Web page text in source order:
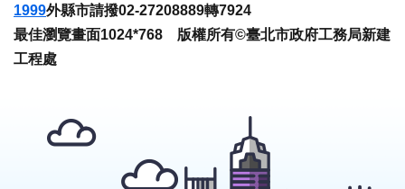
1999外縣市請撥02-27208889轉7924
最佳瀏覽畫面1024*768 版權所有©臺北市政府工務局新建
工程處